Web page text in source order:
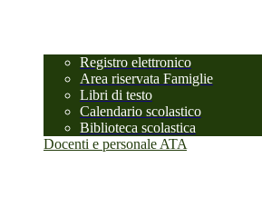
Registro elettronico
Area riservata Famiglie
Libri di testo
Calendario scolastico
Biblioteca scolastica
Docenti e personale ATA